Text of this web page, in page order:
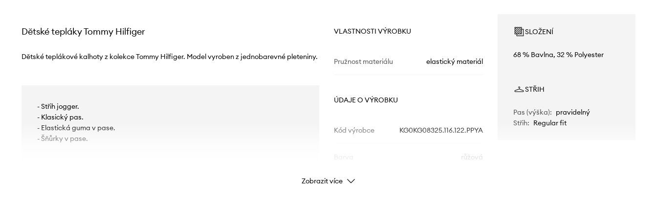
Dětské tepláky Tommy Hilfiger
Dětské teplákové kalhoty z kolekce Tommy Hilfiger. Model vyroben z jednobarevné pleteniny.
- Střih jogger.
- Klasický pas.
- Elastická guma v pase.
- Šňůrky v pase.
VLASTNOSTI VÝROBKU
Pružnost materiálu elastický materiál
ÚDAJE O VÝROBKU
Kód výrobce KG0KG08325.116.122.PPYA
růžová
Značka
SLOŽENÍ
68 % Bavlna, 32 % Polyester
STŘIH
Pas (výška): pravidelný
Střih: Regular fit
Zobrazit více